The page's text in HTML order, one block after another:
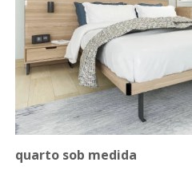
quarto sob medida